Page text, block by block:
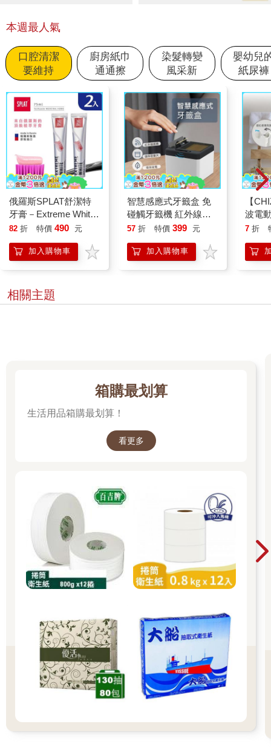
本週最人氣
口腔清潔
要維持
廚房紙巾
通通擦
染髮轉變
風采新
嬰幼兒
紙尿褲
俄羅斯SPLAT舒潔特
牙膏－Extreme White
極致潔白牙膏（台灣公
82 折 特價 490 元
加入購物車
智慧感應式牙籤盒 免
碰觸牙籤機 紅外線自
動感應 輕鬆伸手牙籤
57 折 特價 399 元
加入購物車
【
波電
頭組-
7 折
相關主題
箱購最划算
生活用品箱購最划算！
看更多